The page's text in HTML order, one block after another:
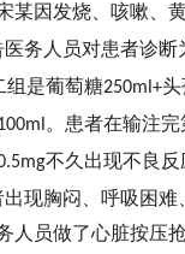
某因发烧、咳嗽、
务人员对患者诊断
组是葡萄糖250ml+头
。患者在输注
不久出现不良反
现胸闷、呼吸困
人员做了心脏按压